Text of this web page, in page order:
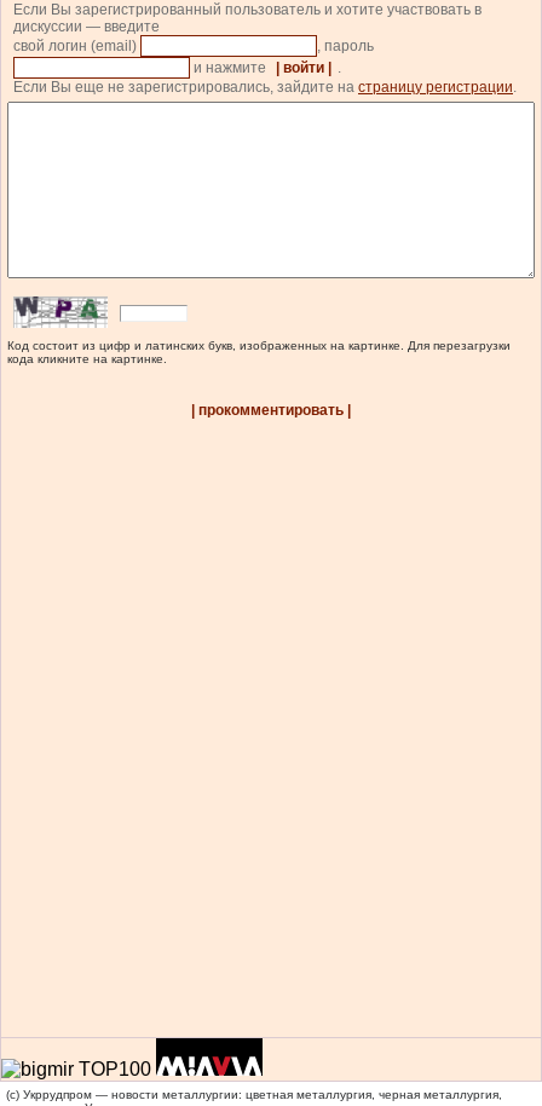
Если Вы зарегистрированный пользователь и хотите участвовать в
дискуссии — введите
свой логин (email)
, пароль
и нажмите
| войти |
.
Если Вы еще не зарегистрировались, зайдите на страницу регистрации.
Код состоит из цифр и латинских букв, изображенных на картинке. Для перезагрузки
кода кликните на картинке.
| прокомментировать |
(c) Укррудпром — новости металлургии: цветная металлургия, черная металлургия,